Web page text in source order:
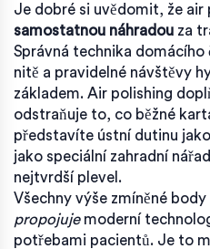
Je dobré si uvědomit, že air
samostatnou náhradou za
Správná technika domácího
nitě a pravidelné návštěvy
základem. Air polishing
odstraňuje to, co běžné
představíte ústní dutinu
jako speciální zahradní
nejtvrdší plevel.
Všechny výše zmíněné
propojujemoderní
potřebami pacientů. Je to